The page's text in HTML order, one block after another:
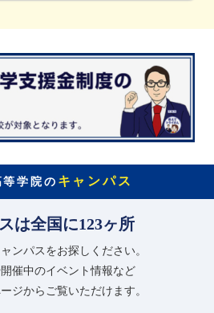
等学院の キャンパス
は全国に123ヶ所
ンパスをお探しください。
催中のイベント情報など
ジからご覧いただけます。